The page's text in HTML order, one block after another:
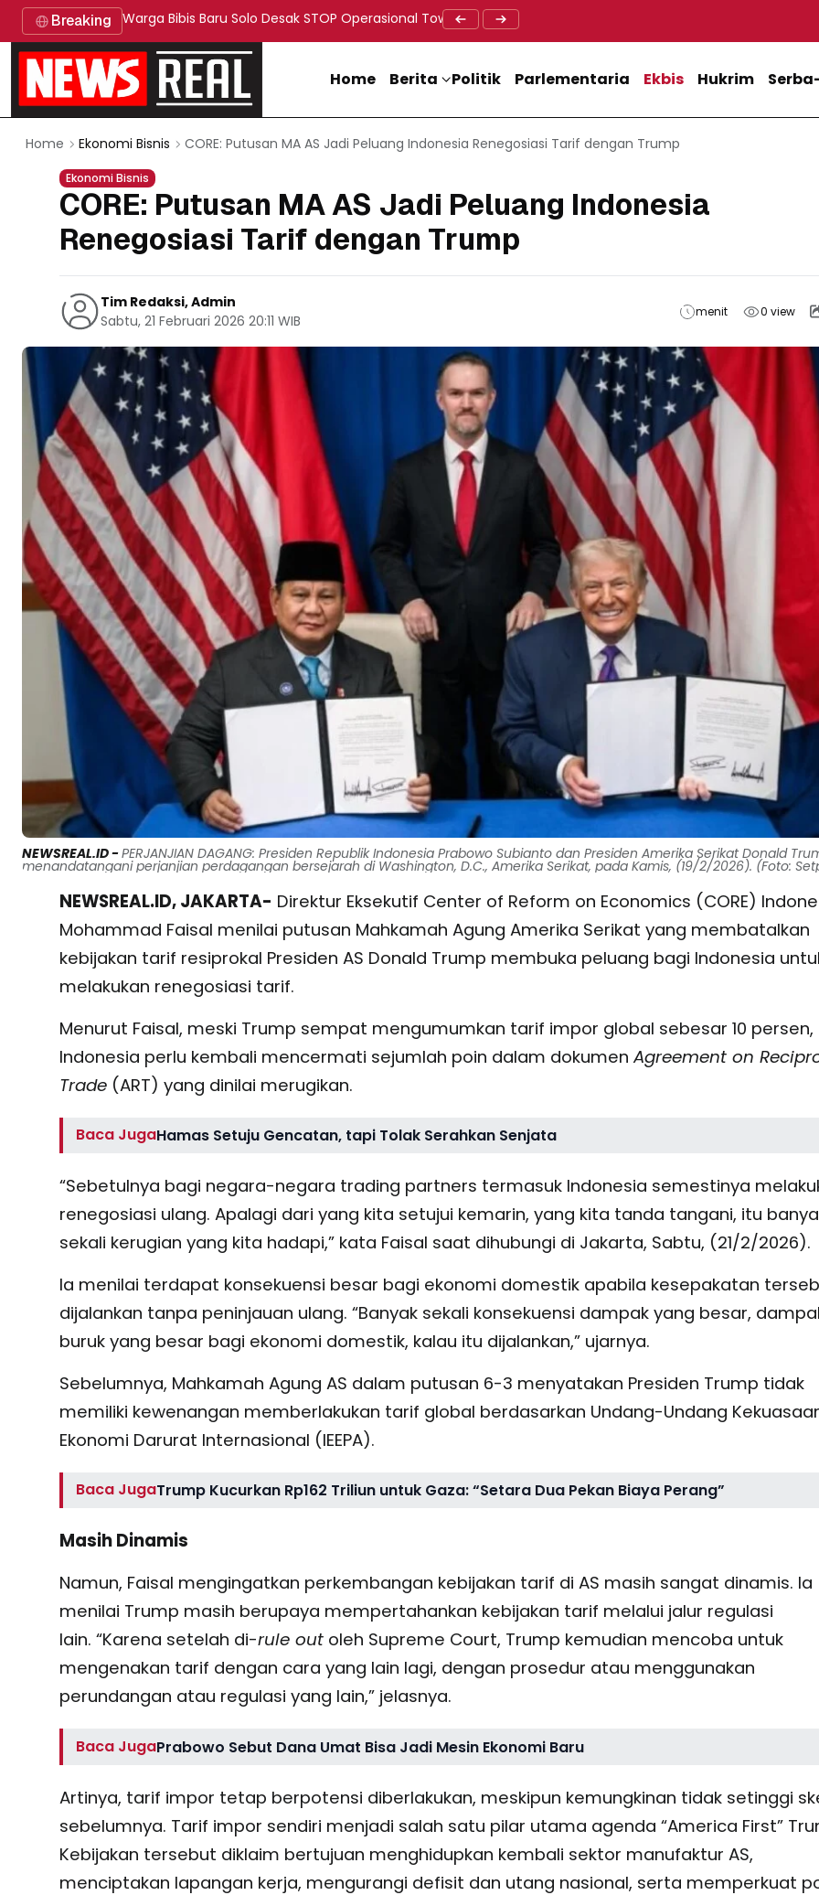
Breaking Warga Bibis Baru Solo Desak STOP Operasional Tower BTS, Diwa : Nyawa dan Keselamatan Warga Lebih
Doa Lintas Agama Perkuat Semangat Persatuan Jelang
Home Berita Politik Parlementaria Ekbis Hukrim
Home Ekonomi Bisnis CORE: Putusan MA AS Jadi Peluang Indonesia Renegosiasi Tarif dengan Trump
Ekonomi Bisnis
CORE: Putusan MA AS Jadi Peluang Indonesia
Renegosiasi Tarif dengan Trump
Tim Redaksi, Admin
Sabtu, 21 Februari 2026 20:11 WIB
menit 0view
NEWSREAL.ID -PERJANJIAN DAGANG: Presiden Republik Indonesia Prabowo Subianto dan Presiden Amerika Serikat Donald
menandatangani perjanjian perdagangan bersejarah di Washington, D.C., Amerika Serikat, pada Kamis, (19/2/2026). (Foto:
NEWSREAL.ID, JAKARTA- Direktur Eksekutif Center of Reform on Economics (CORE)
Mohammad Faisal menilai putusan Mahkamah Agung Amerika Serikat yang membatalkan
kebijakan tarif resiprokal Presiden AS Donald Trump membuka peluang bagi Indonesia
melakukan renegosiasi tarif.
Menurut Faisal, meski Trump sempat mengumumkan tarif impor global sebesar 10 persen,
Indonesia perlu kembali mencermati sejumlah poin dalam dokumen Agreement on
Trade(ART) yang dinilai merugikan.
Baca JugaHamas Setuju Gencatan, tapi Tolak Serahkan Senjata
“Sebetulnya bagi negara-negara trading partners termasuk Indonesia semestinya
renegosiasi ulang. Apalagi dari yang kita setujui kemarin, yang kita tanda tangani, itu
sekali kerugian yang kita hadapi,” kata Faisal saat dihubungi di Jakarta, Sabtu, (21/2/2026).
Ia menilai terdapat konsekuensi besar bagi ekonomi domestik apabila kesepakatan
dijalankan tanpa peninjauan ulang. “Banyak sekali konsekuensi dampak yang besar,
buruk yang besar bagi ekonomi domestik, kalau itu dijalankan,” ujarnya.
Sebelumnya, Mahkamah Agung AS dalam putusan 6-3 menyatakan Presiden Trump tidak
memiliki kewenangan memberlakukan tarif global berdasarkan Undang-Undang
Ekonomi Darurat Internasional (IEEPA).
Baca JugaTrump Kucurkan Rp162 Triliun untuk Gaza: “Setara Dua Pekan Biaya Perang”
Masih Dinamis
Namun, Faisal mengingatkan perkembangan kebijakan tarif di AS masih sangat dinamis. Ia
menilai Trump masih berupaya mempertahankan kebijakan tarif melalui jalur regulasi
lain. “Karena setelah di-rule outoleh Supreme Court, Trump kemudian mencoba untuk
mengenakan tarif dengan cara yang lain lagi, dengan prosedur atau menggunakan
perundangan atau regulasi yang lain,” jelasnya.
Baca JugaPrabowo Sebut Dana Umat Bisa Jadi Mesin Ekonomi Baru
Artinya, tarif impor tetap berpotensi diberlakukan, meskipun kemungkinan tidak setinggi
sebelumnya. Tarif impor sendiri menjadi salah satu pilar utama agenda “America First”
Kebijakan tersebut diklaim bertujuan menghidupkan kembali sektor manufaktur AS,
menciptakan lapangan kerja, mengurangi defisit dan utang nasional, serta memperkuat